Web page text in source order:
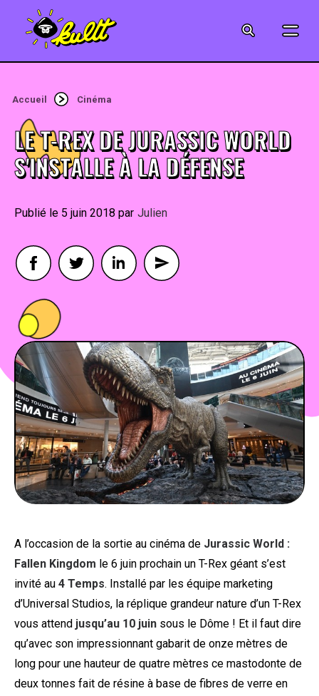
MUSIQUE
JEUX-VIDÉO
PEOPLE
FOOD
BONS PLANS
SOUTENEZ KULTT
Accueil Cinéma
LE T-REX DE JURASSIC WORLD
S'INSTALLE À LA DÉFENSE
5 juin 2018 By Julien
A l’occasion de la sortie au cinéma de Jurassic World :
Fallen Kingdom le 6 juin prochain un T-Rex géant s’est
invité au 4 Temps. Installé par les équipe marketing
d’Universal Studios, la réplique grandeur nature d’un T-Rex
vous attend jusqu’au 10 juin sous le Dôme ! Et il faut dire
qu’avec son impressionnant gabarit de onze mètres de
long pour une hauteur de quatre mètres ce mastodonte de
deux tonnes fait de résine à base de fibres de verre en